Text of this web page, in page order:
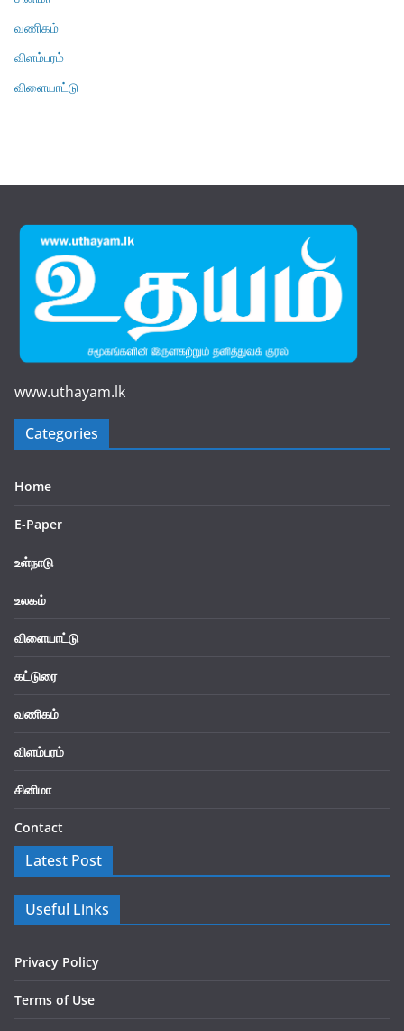
வணிகம்
விளம்பரம்
விளையாட்டு
www.uthayam.lk
Categories
Home
E-Paper
உள்நாடு
உலகம்
விளையாட்டு
கட்டுரை
வணிகம்
விளம்பரம்
சினிமா
Contact
Latest Post
Useful Links
Privacy Policy
Terms of Use